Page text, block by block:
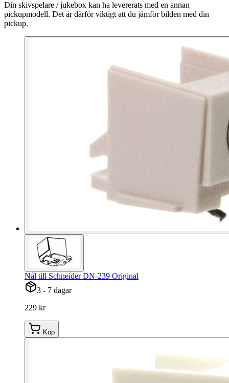
Din skivspelare / jukebox kan ha levererats med en annan
pickupmodell. Det är därför viktigt att du jämför bilden med din
pickup.
Nål till Schneider DN-239 Original
3 - 7 dagar
229 kr
Köp